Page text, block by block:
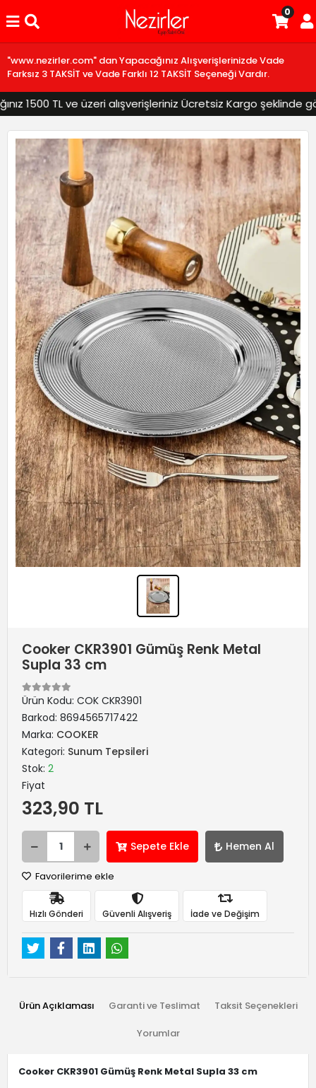
"www.nezirler.com" dan Yapacağınız Alışverişlerinizde Vade
Farksız 3 TAKSİT ve Vade Farklı 12 TAKSİT Seçeneği Vardır.
1500 TL ve üzeri alışverişleriniz Ücretsiz Kargo şeklinde
0
Cooker CKR3901 Gümüş Renk Metal
Supla 33 cm
Ürün Kodu: COK CKR3901
Barkod: 8694565717422
Marka: COOKER
Kategori: Sunum Tepsileri
Stok: 2
Fiyat
323,90 TL
Sepete Ekle Hemen Al
Favorilerime ekle
Hızlı Gönderi Güvenli Alışveriş İade ve Değişim
Ürün Açıklaması Garanti ve Teslimat Taksit Seçenekleri
Yorumlar
Cooker CKR3901 Gümüş Renk Metal Supla 33 cm